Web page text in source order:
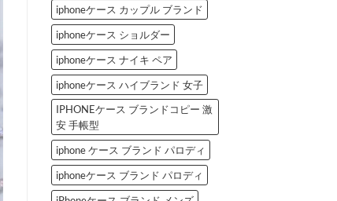
iphoneケース カップル ブランド
iphoneケース ショルダー
iphoneケース ナイキ ペア
iphoneケース ハイブランド 女子
IPHONEケース ブランドコピー 激
安 手帳型
iphone ケース ブランド パロディ
iphoneケース ブランド パロディ